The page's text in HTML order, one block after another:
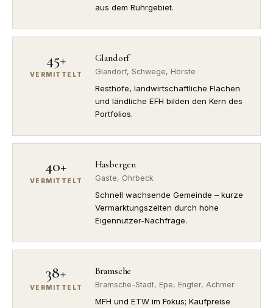
aus dem Ruhrgebiet.
45+
VERMITTELT
Glandorf
Glandorf, Schwege, Hörste
Resthöfe, landwirtschaftliche Flächen
und ländliche EFH bilden den Kern des
Portfolios.
40+
VERMITTELT
Hasbergen
Gaste, Ohrbeck
Schnell wachsende Gemeinde – kurze
Vermarktungszeiten durch hohe
Eigennutzer-Nachfrage.
38+
VERMITTELT
Bramsche
Bramsche-Stadt, Epe, Engter, Achmer
MFH und ETW im Fokus; Kaufpreise